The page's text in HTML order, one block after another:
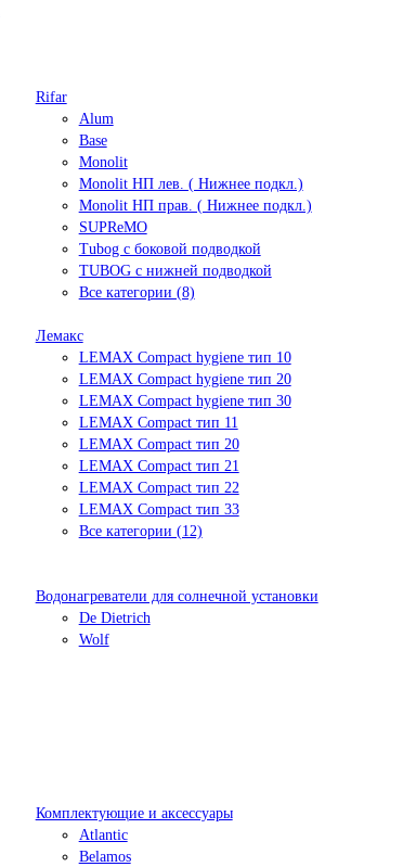
Rifar
Alum
Base
Monolit
Monolit НП лев. ( Нижнее подкл.)
Monolit НП прав. ( Нижнее подкл.)
SUPReMO
Tubog с боковой подводкой
TUBOG с нижней подводкой
Все категории (8)
Лемакс
LEMAX Compact hygiene тип 10
LEMAX Compact hygiene тип 20
LEMAX Compact hygiene тип 30
LEMAX Compact тип 11
LEMAX Compact тип 20
LEMAX Compact тип 21
LEMAX Compact тип 22
LEMAX Compact тип 33
Все категории (12)
Водонагреватели для солнечной установки
De Dietrich
Wolf
Комплектующие и аксессуары
Atlantic
Belamos